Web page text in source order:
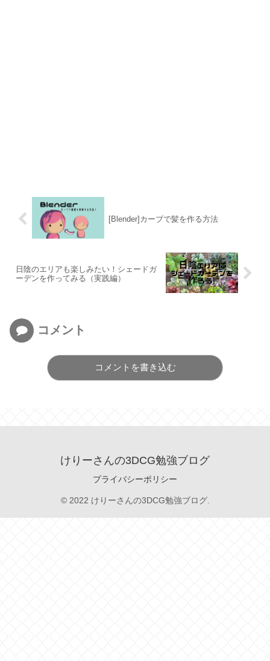
[Blender]カーブで髪を作る方法
日陰のエリアも楽しみたい！シェードガ
ーデンを作ってみる（実践編）
コメント
コメントを書き込む
けりーさんの3DCG勉強ブログ
プライバシーポリシー
© 2022 けりーさんの3DCG勉強ブログ.